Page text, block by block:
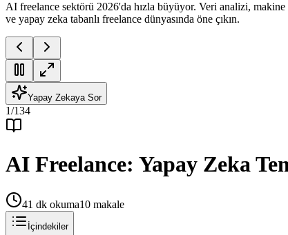
AI freelance sektörü 2026'da hızla büyüyor. Veri analizi,
ve yapay zeka tabanlı freelance dünyasında öne çıkın.
Yapay Zekaya Sor
1/134
AI Freelance: Yapay Zeka
41 dk okuma10 makale
İçindekiler